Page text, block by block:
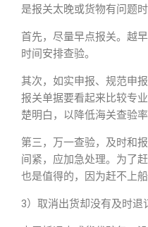
是报关太晚或货物有问题时
首先，尽量早点报关。越
时间安排查验。
其次，如实申报、规范申
报关单据要看起来比较专
楚明白，以降低海关查验率
第三，万一查验，及时和
间紧，应加急处理。为了
也是值得的，因为赶不上
3）取消出货却没有及时退